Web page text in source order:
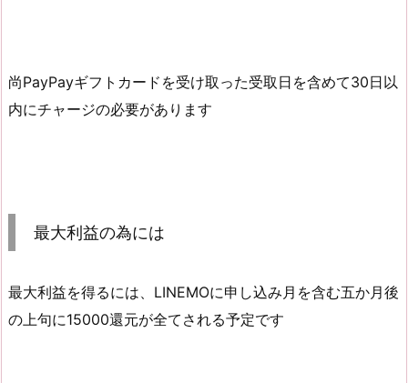
尚PayPayギフトカードを受け取った受取日を含めて30日以
内にチャージの必要があります
最大利益の為には
最大利益を得るには、LINEMOに申し込み月を含む五か月後
の上句に15000還元が全てされる予定です